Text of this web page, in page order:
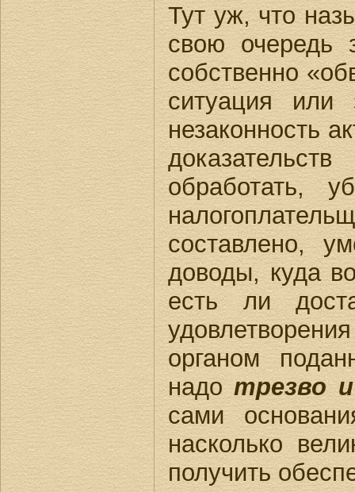
Тут уж, что
свою очередь
собственно
ситуация или
незаконность
обработать,
составлено,
доводы, куда
есть ли
органом
надотрезво
сами
насколько
получить